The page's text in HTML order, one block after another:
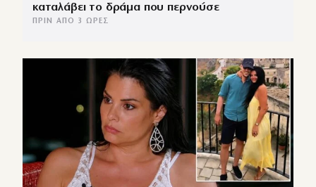
καταλάβει το δράμα που περνούσε
ΠΡΙΝ ΑΠΌ 3 ΏΡΕΣ